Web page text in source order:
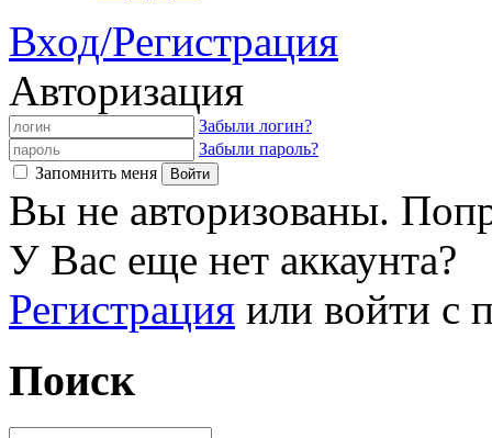
Вход/Регистрация
Авторизация
Забыли логин?
Забыли пароль?
Запомнить меня
Вы не авторизованы.
У Вас еще нет аккаунта?
Регистрация или войти с
Поиск